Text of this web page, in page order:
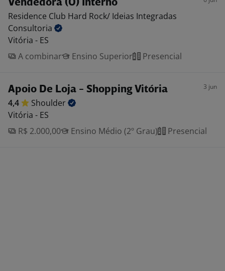
Vendedora (O) Interno
Residence Club Hard Rock/ Ideias Integradas
Consultoria
Vitória - ES
A combinar
Ensino Superior Presencial
Apoio De Loja - Shopping Vitória 3 jun
4,4
Shoulder
Vitória - ES
R$ 2.000,00
Ensino Médio (2º Grau) Presencial